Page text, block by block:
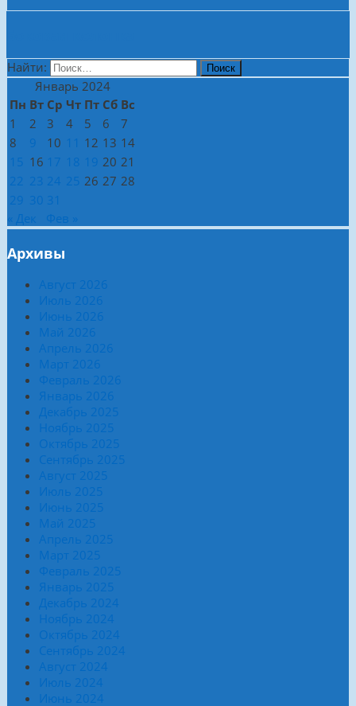
Найти:
Январь 2024
Пн Вт Ср Чт Пт Сб Вс
1
2 3 4 5 6
7
8
9 10 11 12 13 14
15 16 17 18 19 20 21
22 23 24 25 26 27 28
29 30 31
« Дек
Фев »
Архивы
Август 2026
Июль 2026
Июнь 2026
Май 2026
Апрель 2026
Март 2026
Февраль 2026
Январь 2026
Декабрь 2025
Ноябрь 2025
Октябрь 2025
Сентябрь 2025
Август 2025
Июль 2025
Июнь 2025
Май 2025
Апрель 2025
Март 2025
Февраль 2025
Январь 2025
Декабрь 2024
Ноябрь 2024
Октябрь 2024
Сентябрь 2024
Август 2024
Июль 2024
Июнь 2024